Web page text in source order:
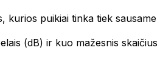
kurios puikiai tinka tiek sausame
(dB) ir kuo mažesnis